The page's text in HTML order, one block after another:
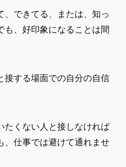
、できてる、または、知っ
も、好印象になることは間
接する場面での自分の自信
たくない人と接しなければ
、仕事では避けて通れませ